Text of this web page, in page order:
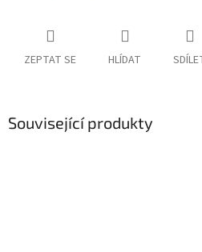
ZEPTAT SE HLÍDAT
Související produkty